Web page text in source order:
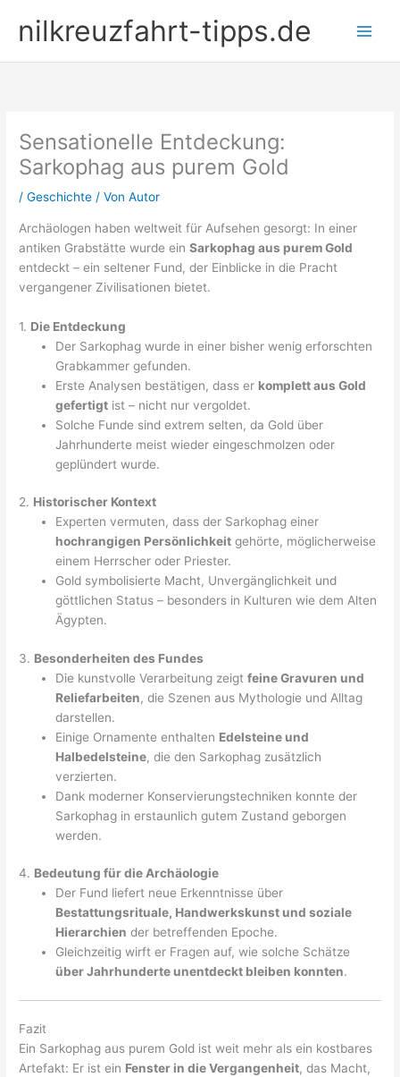
Inhaltnilkreuzfahrt-tipps.de
Sensationelle Entdeckung:
Sarkophag aus purem Gold
/Geschichte / VonAutor
Archäologen haben weltweit für Aufsehen gesorgt: In einer
antiken Grabstätte wurde einSarkophag aus purem Gold
entdeckt – ein seltener Fund, der Einblicke in die Pracht
vergangener Zivilisationen bietet.
1. Die Entdeckung
Der Sarkophag wurde in einer bisher wenig erforschten
Grabkammer gefunden.
Erste Analysen bestätigen, dass er komplett aus Gold
gefertigt ist – nicht nur vergoldet.
Solche Funde sind extrem selten, da Gold über
Jahrhunderte meist wieder eingeschmolzen oder
geplündert wurde.
2. Historischer Kontext
Experten vermuten, dass der Sarkophag einer
hochrangigen Persönlichkeit gehörte, möglicherweise
einem Herrscher oder Priester.
Gold symbolisierte Macht, Unvergänglichkeit und
göttlichen Status – besonders in Kulturen wie dem Alten
Ägypten.
3. Besonderheiten des Fundes
Die kunstvolle Verarbeitung zeigtfeine Gravuren und
Reliefarbeiten, die Szenen aus Mythologie und Alltag
darstellen.
Einige Ornamente enthalten Edelsteine und
Halbedelsteine, die den Sarkophag zusätzlich
verzierten.
Dank moderner Konservierungstechniken konnte der
Sarkophag in erstaunlich gutem Zustand geborgen
werden.
4. Bedeutung für die Archäologie
Der Fund liefert neue Erkenntnisse über
Bestattungsrituale, Handwerkskunst und soziale
Hierarchien der betreffenden Epoche.
Gleichzeitig wirft er Fragen auf, wie solche Schätze
über Jahrhunderte unentdeckt bleiben konnten.
Fazit
Ein Sarkophag aus purem Gold ist weit mehr als ein kostbares
Artefakt: Er ist ein Fenster in die Vergangenheit, das Macht,